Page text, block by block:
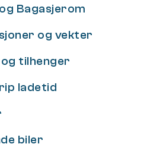
Bagasjerom
og vekter
tilhenger
ladetid
biler